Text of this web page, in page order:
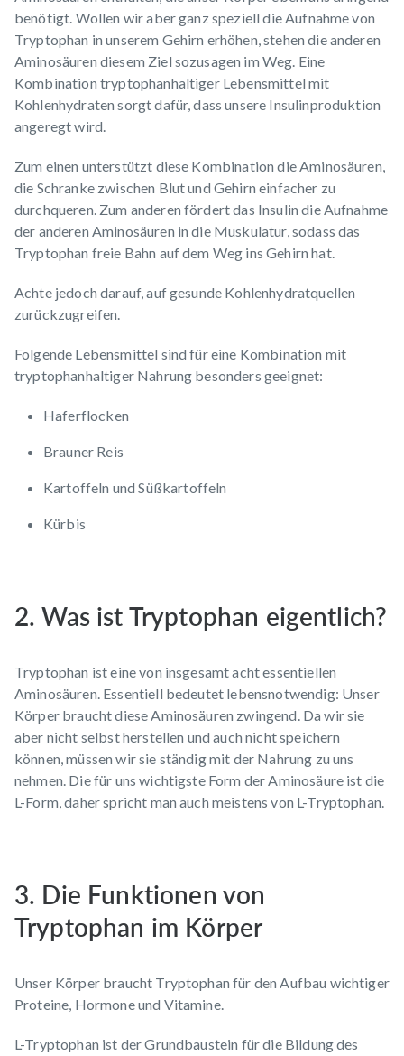
benötigt. Wollen wir aber ganz speziell die Aufnahme von
Tryptophan in unserem Gehirn erhöhen, stehen die anderen
Aminosäuren diesem Ziel sozusagen im Weg. Eine
Kombination tryptophanhaltiger Lebensmittel mit
Kohlenhydraten sorgt dafür, dass unsere Insulinproduktion
angeregt wird.
Zum einen unterstützt diese Kombination die Aminosäuren,
die Schranke zwischen Blut und Gehirn einfacher zu
durchqueren. Zum anderen fördert das Insulin die Aufnahme
der anderen Aminosäuren in die Muskulatur, sodass das
Tryptophan freie Bahn auf dem Weg ins Gehirn hat.
Achte jedoch darauf, auf gesunde Kohlenhydratquellen
zurückzugreifen.
Folgende Lebensmittel sind für eine Kombination mit
tryptophanhaltiger Nahrung besonders geeignet:
Haferflocken
Brauner Reis
Kartoffeln und Süßkartoffeln
Kürbis
2. Was ist Tryptophan eigentlich?
Tryptophan ist eine von insgesamt acht essentiellen
Aminosäuren. Essentiell bedeutet lebensnotwendig: Unser
Körper braucht diese Aminosäuren zwingend. Da wir sie
aber nicht selbst herstellen und auch nicht speichern
können, müssen wir sie ständig mit der Nahrung zu uns
nehmen. Die für uns wichtigste Form der Aminosäure ist die
L-Form, daher spricht man auch meistens von L-Tryptophan.
3. Die Funktionen von
Tryptophan im Körper
Unser Körper braucht Tryptophan für den Aufbau wichtiger
Proteine, Hormone und Vitamine.
L-Tryptophan ist der Grundbaustein für die Bildung des